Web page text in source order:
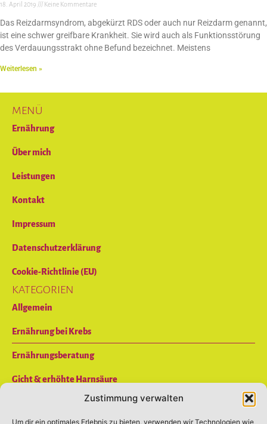
Zustimmung verwalten
Um dir ein optimales Erlebnis zu bieten, verwenden wir Technologien wie
18. April 2019 Keine Kommentare
Das Reizdarmsyndrom, abgekürzt RDS oder auch nur Reizdarm genannt,
ist eine schwer greifbare Krankheit. Sie wird auch als Funktionsstörung
des Verdauungsstrakt ohne Befund bezeichnet. Meistens
Weiterlesen »
MENÜ
Ernährung
Über mich
Leistungen
Kontakt
Impressum
Datenschutzerklärung
Cookie-Richtlinie (EU)
KATEGORIEN
Allgemein
Ernährung bei Krebs
Ernährungsberatung
Gicht & erhöhte Harnsäure